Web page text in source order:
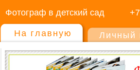
Фотограф в детский сад
На главную Личный